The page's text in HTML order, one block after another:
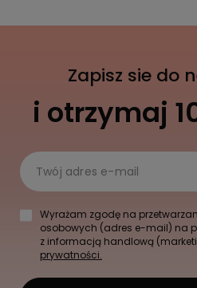
Zapisz sie do
i otrzymaj
Twój adres e-mail
Wyrażam zgodę na
osobowych (adres e-mail) na
z informacją handlową
prywatności.